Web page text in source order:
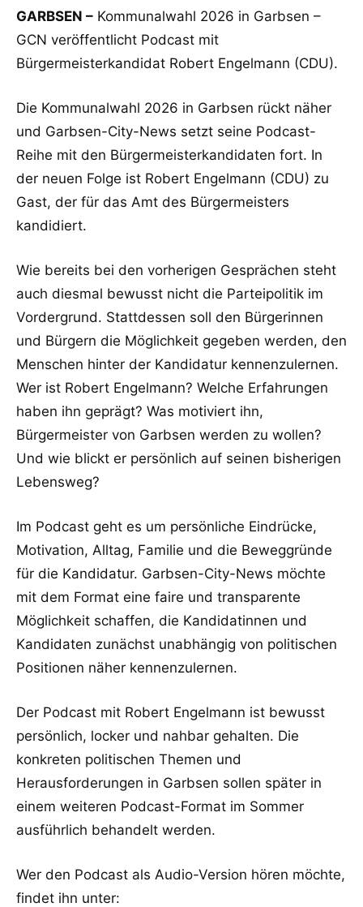
GARBSEN – Kommunalwahl 2026 in Garbsen –
GCN veröffentlicht Podcast mit
Bürgermeisterkandidat Robert Engelmann (CDU).
Die Kommunalwahl 2026 in Garbsen rückt näher
und Garbsen-City-News setzt seine Podcast-
Reihe mit den Bürgermeisterkandidaten fort. In
der neuen Folge ist Robert Engelmann (CDU) zu
Gast, der für das Amt des Bürgermeisters
kandidiert.
Wie bereits bei den vorherigen Gesprächen steht
auch diesmal bewusst nicht die Parteipolitik im
Vordergrund. Stattdessen soll den Bürgerinnen
und Bürgern die Möglichkeit gegeben werden, den
Menschen hinter der Kandidatur kennenzulernen.
Wer ist Robert Engelmann? Welche Erfahrungen
haben ihn geprägt? Was motiviert ihn,
Bürgermeister von Garbsen werden zu wollen?
Und wie blickt er persönlich auf seinen bisherigen
Lebensweg?
Im Podcast geht es um persönliche Eindrücke,
Motivation, Alltag, Familie und die Beweggründe
für die Kandidatur. Garbsen-City-News möchte
mit dem Format eine faire und transparente
Möglichkeit schaffen, die Kandidatinnen und
Kandidaten zunächst unabhängig von politischen
Positionen näher kennenzulernen.
Der Podcast mit Robert Engelmann ist bewusst
persönlich, locker und nahbar gehalten. Die
konkreten politischen Themen und
Herausforderungen in Garbsen sollen später in
einem weiteren Podcast-Format im Sommer
ausführlich behandelt werden.
Wer den Podcast als Audio-Version hören möchte,
findet ihn unter: